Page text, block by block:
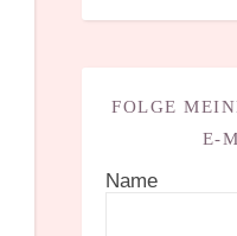
FOLGE
E-
Name